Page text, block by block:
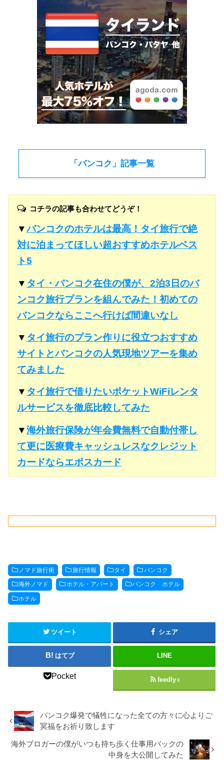
「バンコク」記事一覧
コチラの記事も合わせてどうぞ！
▼バンコクのホテルは最高！タイ旅行で絶
対に泊まってほしい超おすすめホテルベス
ト5
▼ タイ・バンコク在住の僕が、2泊3日のバ
ンコク旅行プランを組んでみた！初めての
バンコクならここへ行けば間違いなし
▼ タイ旅行のプラン作りに役立つおすすめ
サイトとバンコクの人気現地ツアーを集め
てみました
▼ タイ旅行で借りたいポケットWiFiレンタ
ルサービスを徹底比較してみた
▼海外旅行保険が年会費無料で自動付帯し
て更に医療費キャッシュレスなクレジット
カードならエポスカード
ノマド旅行術 旅行情報 タイ バンコク
海外ノマド ホテル・アパート バンコク ホテル
ホテル
ツイート シェア
はてブ LINE
Pocket feedly 8
バンコク爆発で犠牲になった全ての方々に心よりご
冥福をお祈り致します
海外ブロガーの僕がいつも持ち歩く仕事用バックの
中身を大公開してみた